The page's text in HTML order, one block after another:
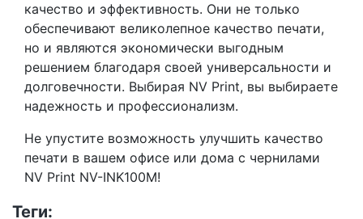
качество и эффективность. Они не только
обеспечивают великолепное качество печати,
но и являются экономически выгодным
решением благодаря своей универсальности и
долговечности. Выбирая NV Print, вы выбираете
надежность и профессионализм.
Не упустите возможность улучшить качество
печати в вашем офисе или дома с чернилами
NV Print NV-INK100M!
Теги: